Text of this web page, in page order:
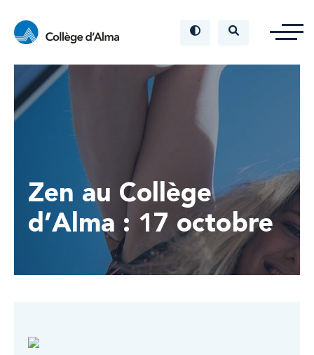
Zen au Collège
d’Alma : 17 octobre